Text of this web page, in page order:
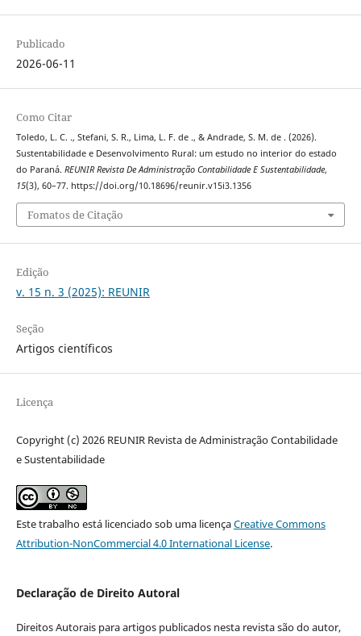
Publicado
2026-06-11
Como Citar
Toledo, L. C. ., Stefani, S. R., Lima, L. F. de ., & Andrade, S. M. de . (2026).
Sustentabilidade e Desenvolvimento Rural: um estudo no interior do estado
do Paraná. REUNIR Revista De Administração Contabilidade E Sustentabilidade,
15(3), 60–77. https://doi.org/10.18696/reunir.v15i3.1356
Fomatos de Citação
Edição
v. 15 n. 3 (2025): REUNIR
Seção
Artigos científicos
Licença
Copyright (c) 2026 REUNIR Revista de Administração Contabilidade
e Sustentabilidade
Este trabalho está licenciado sob uma licençaCreative Commons
Attribution-NonCommercial 4.0 International License.
Declaração de Direito Autoral
Direitos Autorais para artigos publicados nesta revista são do autor,